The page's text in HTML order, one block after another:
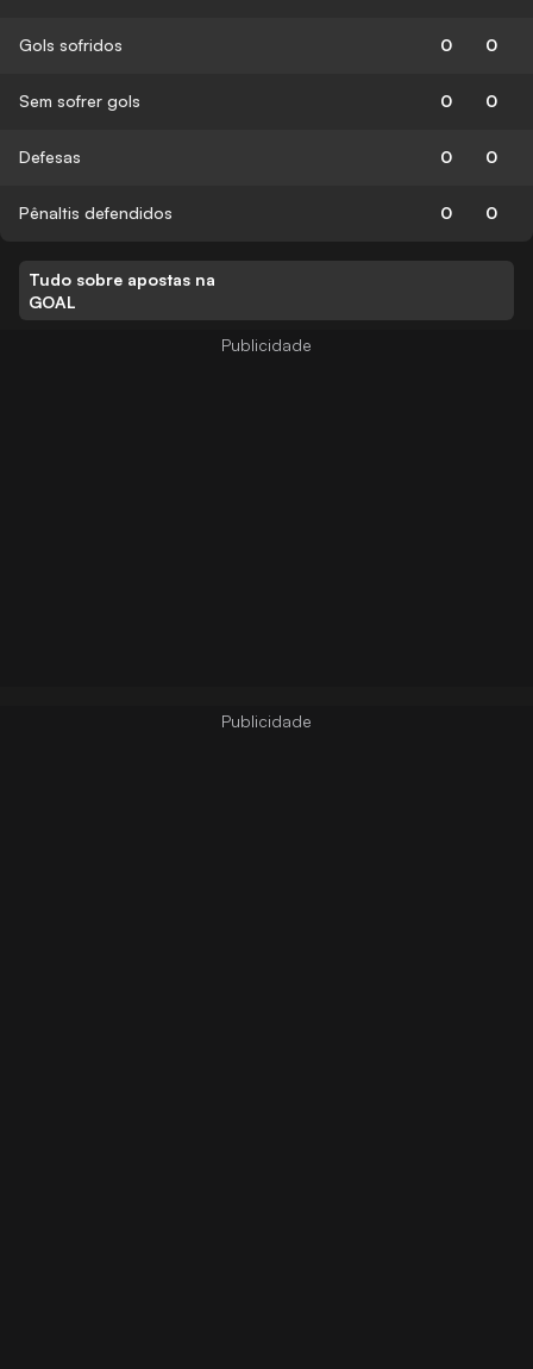
Gols sofridos 0 0
Sem sofrer gols 0 0
Defesas 0 0
Pênaltis defendidos 0 0
Tudo sobre apostas na
GOAL